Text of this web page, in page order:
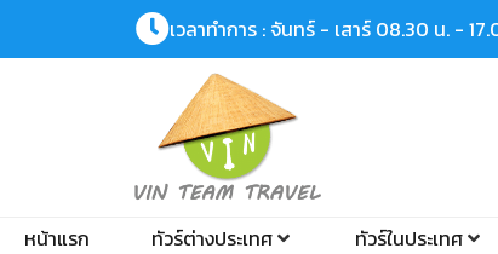
เวลาทำการ : จันทร์ - เสาร์ 08.30 น. -
หน้าแรก ทัวร์ต่างประเทศ ทัวร์ในประเทศ